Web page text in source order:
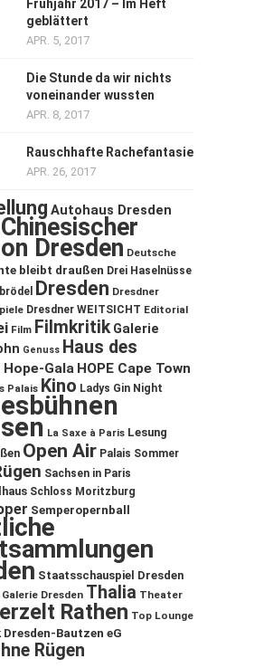
Frühjahr 2017 – Im Heft
geblättert
APR. 5, 2017
Die Stunde da wir nichts
voneinander wussten
APR. 8, 2017
Rauschhafte Rachefantasie
APR. 26, 2017
Autohaus Dresden
Chinesischer
Dresden Deutsche
bleibt draußen Drei Haselnüsse
Dresden Dresdner
Dresdner WEITSICHT Editorial
Film Filmkritik Galerie
Genuss Haus des
Hope-Gala HOPE Cape Town
Palais Kino Ladys Gin Night
La Saxe à Paris Lesung
Open Air Palais Sommer
Sachsen in Paris
Schloss Moritzburg
Semperopernball
Staatsschauspiel Dresden
Dresden Thalia Theater
Rathen Top Lounge
Bautzen eG
Rügen